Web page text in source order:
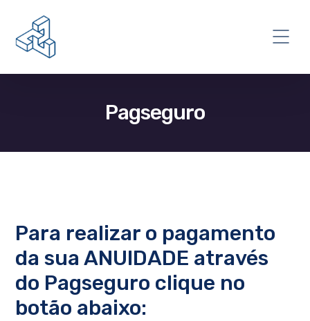
Pagseguro
Para realizar o pagamento
da sua ANUIDADE através
do Pagseguro clique no
botão abaixo: